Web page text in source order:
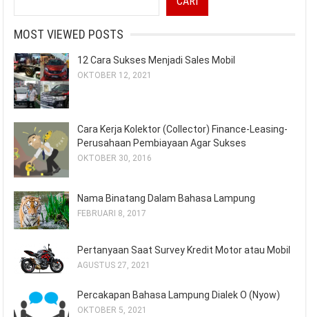
MOST VIEWED POSTS
12 Cara Sukses Menjadi Sales Mobil
OKTOBER 12, 2021
Cara Kerja Kolektor (Collector) Finance-Leasing-
Perusahaan Pembiayaan Agar Sukses
OKTOBER 30, 2016
Nama Binatang Dalam Bahasa Lampung
FEBRUARI 8, 2017
Pertanyaan Saat Survey Kredit Motor atau Mobil
AGUSTUS 27, 2021
Percakapan Bahasa Lampung Dialek O (Nyow)
OKTOBER 5, 2021